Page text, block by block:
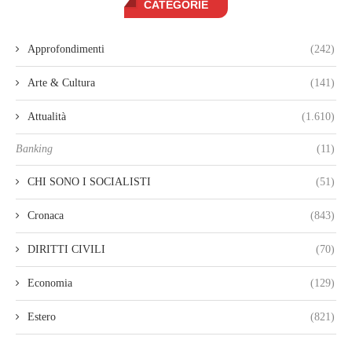
CATEGORIE
Approfondimenti (242)
Arte & Cultura (141)
Attualità (1.610)
Banking (11)
CHI SONO I SOCIALISTI (51)
Cronaca (843)
DIRITTI CIVILI (70)
Economia (129)
Estero (821)